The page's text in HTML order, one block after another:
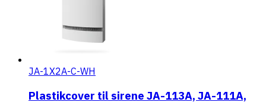
JA-1X2A-C-WH
Plastikcover til sirene JA-113A, JA-111A,